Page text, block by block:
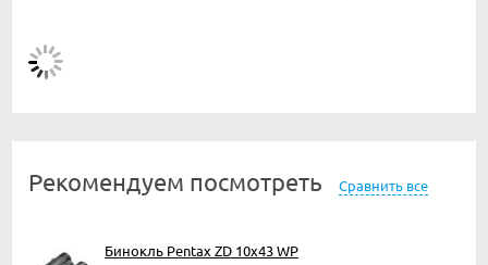
Рекомендуем посмотреть Сравнить все
Бинокль Pentax ZD 10x43 WP